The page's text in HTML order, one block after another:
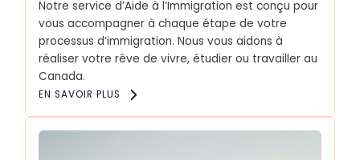
Notre service d’Aide à l’Immigration est conçu pour
vous accompagner à chaque étape de votre
processus d’immigration. Nous vous aidons à
réaliser votre rêve de vivre, étudier ou travailler au
Canada.
EN SAVOIR PLUS